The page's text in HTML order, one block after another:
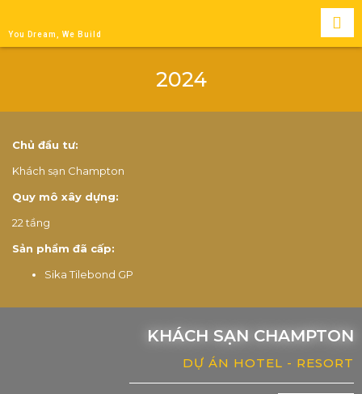
You Dream, We Build
2024
Chủ đầu tư:
Khách sạn Champton
Quy mô xây dựng:
22 tầng
Sản phẩm đã cấp:
Sika Tilebond GP
KHÁCH SẠN CHAMPTON
DỰ ÁN HOTEL - RESORT